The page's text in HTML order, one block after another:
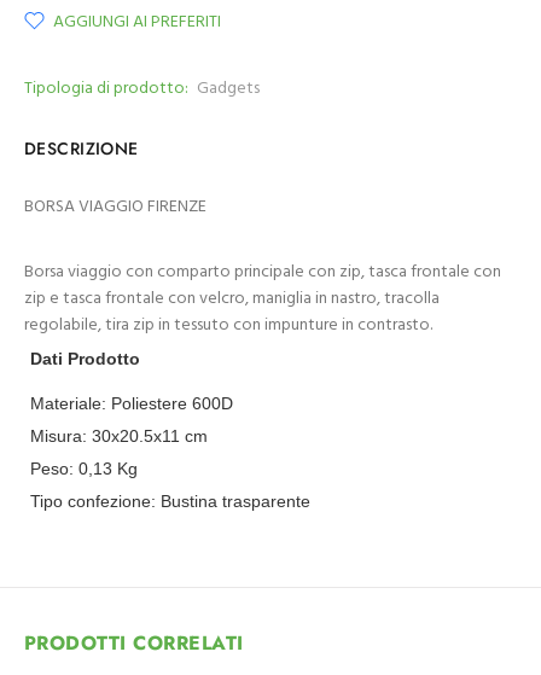
AGGIUNGI AI PREFERITI
Tipologia di prodotto: Gadgets
DESCRIZIONE
BORSA VIAGGIO FIRENZE
Borsa viaggio con comparto principale con zip, tasca frontale con
zip e tasca frontale con velcro, maniglia in nastro, tracolla
regolabile, tira zip in tessuto con impunture in contrasto.
Dati Prodotto
Materiale: Poliestere 600D
Misura: 30x20.5x11 cm
Peso: 0,13 Kg
Tipo confezione: Bustina trasparente
PRODOTTI CORRELATI